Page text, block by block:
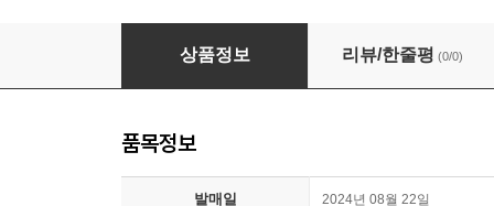
Ádám Fischer 하이든: 후기 교향곡 3집 - 99,
상품정보 리뷰/한줄평 (0/0)
품목정보
발매일 2024년 08월 22일